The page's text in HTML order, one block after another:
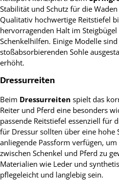
Stabilität und Schutz für die
Qualitativ hochwertige Reitstiefel
hervorragenden Halt im
Schenkelhilfen. Einige Modelle
stoßabsorbierenden Sohle
erhöht.
Dressurreiten
Beim Dressurreiten spielt das
Reiter und Pferd eine besonders
passende Reitstiefel essenziell für
für Dressur sollten über eine hohe
anliegende Passform verfügen,
zwischen Schenkel und Pferd zu
Materialien wie Leder und
pflegeleicht und langlebig sein.